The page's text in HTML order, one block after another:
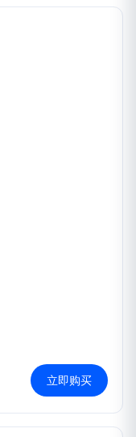
立即购买